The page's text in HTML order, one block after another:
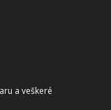
a veškeré